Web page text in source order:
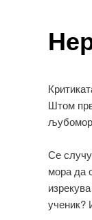
Штом
Се
мора да
ученик?